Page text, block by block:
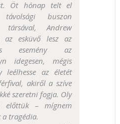
Öt hónap telt el
buszon
társával, Andrew
az esküvő lesz az
esemény az
idegesen, mégis
leélhesse az életét
akiről a szíve
szeretni fogja. Oly
– mígnem
tragédia.